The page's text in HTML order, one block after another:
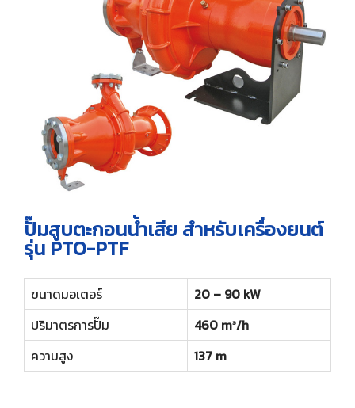
ปั๊มสูบตะกอนน้ำเสีย สำหรับเครื่องยนต์
รุ่น PTO-PTF
ขนาดมอเตอร์
20 – 90 kW
ปริมาตรการปั๊ม
460 m³/h
ความสูง
137 m